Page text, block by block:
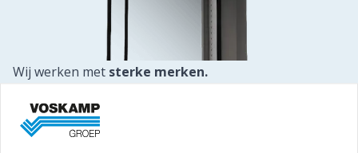
Wij werken met sterke merken.
merken, technische kennis en een praktische aanpak.
We werken samen met toonaangevende partners